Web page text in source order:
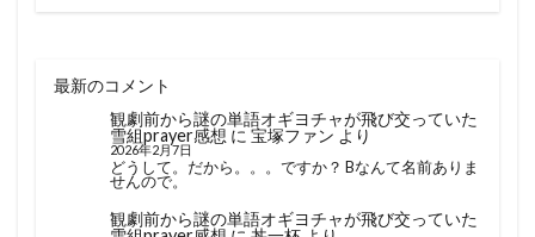
最新のコメント
観劇前から謎の単語オギヨチャが飛び交っていた
雪組prayer感想 に 宝塚ファン より
2026年2月7日
どうして。だから。。。ですか？ Bなんて名前ありま
せんので。
観劇前から謎の単語オギヨチャが飛び交っていた